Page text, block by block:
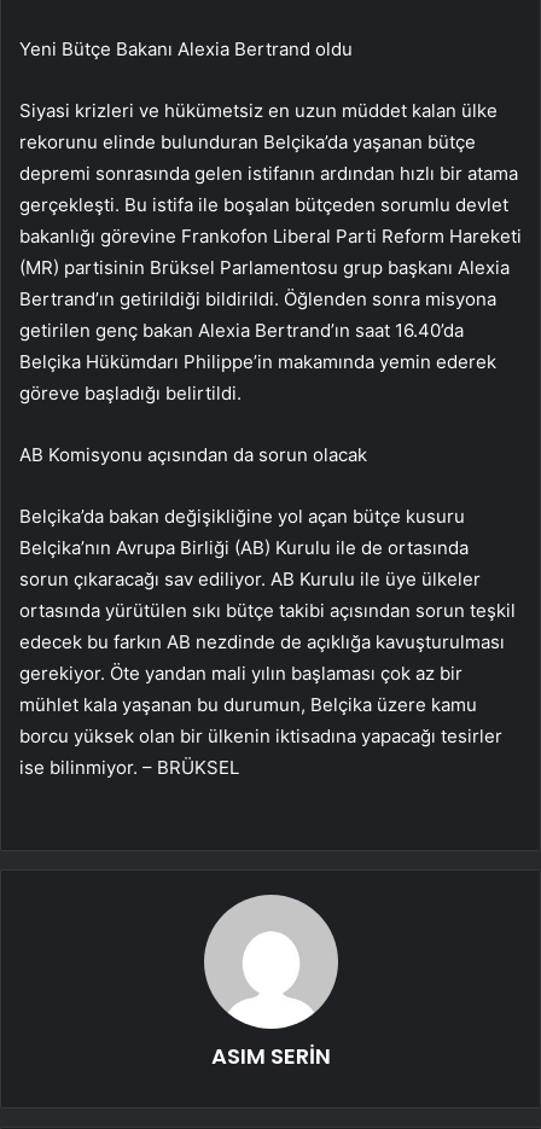
Yeni Bütçe Bakanı Alexia Bertrand oldu
Siyasi krizleri ve hükümetsiz en uzun müddet kalan ülke
rekorunu elinde bulunduran Belçika’da yaşanan bütçe
depremi sonrasında gelen istifanın ardından hızlı bir atama
gerçekleşti. Bu istifa ile boşalan bütçeden sorumlu devlet
bakanlığı görevine Frankofon Liberal Parti Reform Hareketi
(MR) partisinin Brüksel Parlamentosu grup başkanı Alexia
Bertrand’ın getirildiği bildirildi. Öğlenden sonra misyona
getirilen genç bakan Alexia Bertrand’ın saat 16.40’da
Belçika Hükümdarı Philippe’in makamında yemin ederek
göreve başladığı belirtildi.
AB Komisyonu açısından da sorun olacak
Belçika’da bakan değişikliğine yol açan bütçe kusuru
Belçika’nın Avrupa Birliği (AB) Kurulu ile de ortasında
sorun çıkaracağı sav ediliyor. AB Kurulu ile üye ülkeler
ortasında yürütülen sıkı bütçe takibi açısından sorun teşkil
edecek bu farkın AB nezdinde de açıklığa kavuşturulması
gerekiyor. Öte yandan mali yılın başlaması çok az bir
mühlet kala yaşanan bu durumun, Belçika üzere kamu
borcu yüksek olan bir ülkenin iktisadına yapacağı tesirler
ise bilinmiyor. – BRÜKSEL
ASIM SERİN